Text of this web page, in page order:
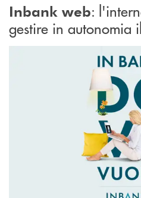
Inbank web: l
gestire in autonomia